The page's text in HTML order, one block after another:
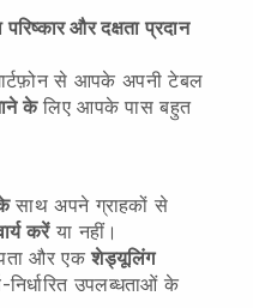
और दक्षता प्रदान
से आपकेअपनी टेबल
केलिए आपके पास बहुत
साथ अपने ग्राहकों से
करेंया नहीं।
और एकशेड्यूलिंग
उपलब्धताओं के